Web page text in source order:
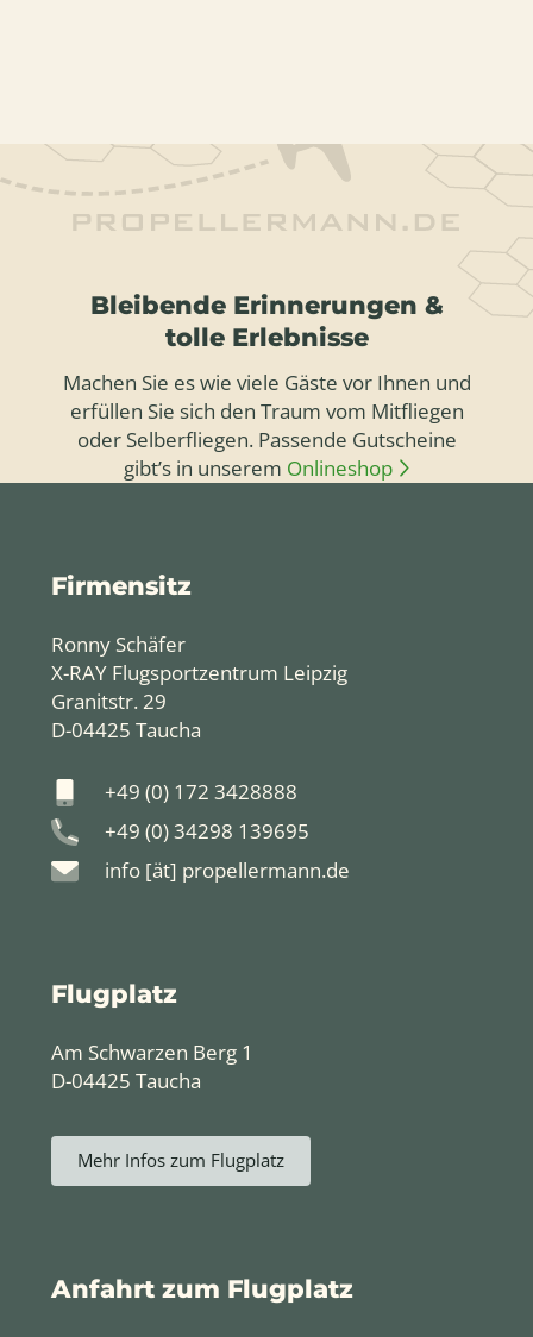
Bleibende Erinnerungen &
tolle Erlebnisse
Machen Sie es wie viele Gäste vor Ihnen und
erfüllen Sie sich den Traum vom Mitfliegen
oder Selberfliegen. Passende Gutscheine
gibt’s in unserem Onlineshop
Firmensitz
Ronny Schäfer
X-RAY Flugsportzentrum Leipzig
Granitstr. 29
D-04425 Taucha
+49 (0) 172 3428888
+49 (0) 34298 139695
info [ät] propellermann.de
Anfahrt zum Flugplatz
Flugplatz
Am Schwarzen Berg 1
D-04425 Taucha
Mehr Infos zum Flugplatz